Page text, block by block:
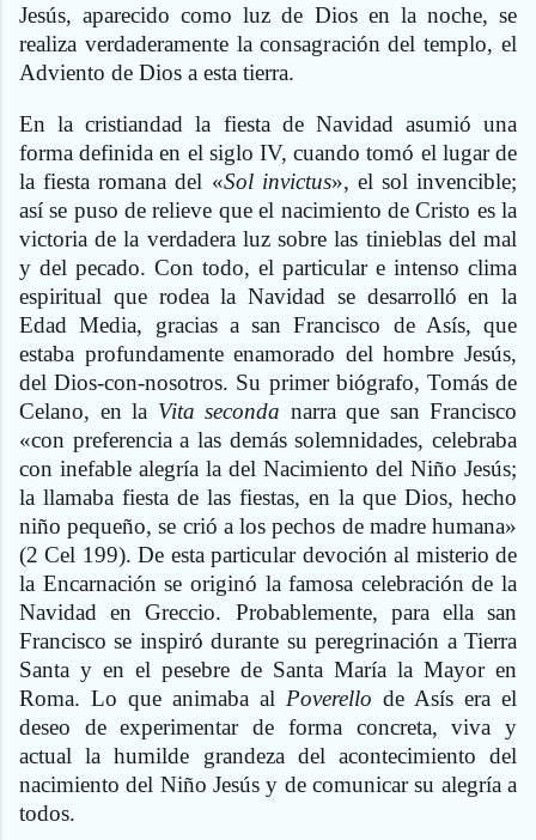
Jesús, aparecido como luz de Dios en la noche, se
realiza verdaderamente la consagración del templo, el
Adviento de Dios a esta tierra.
En la cristiandad la fiesta de Navidad asumió una
forma definida en el siglo IV, cuando tomó el lugar de
la fiesta romana del «Sol invictus», el sol invencible;
así se puso de relieve que el nacimiento de Cristo es la
victoria de la verdadera luz sobre las tinieblas del mal
y del pecado. Con todo, el particular e intenso clima
espiritual que rodea la Navidad se desarrolló en la
Edad Media, gracias a san Francisco de Asís, que
estaba profundamente enamorado del hombre Jesús,
del Dios-con-nosotros. Su primer biógrafo, Tomás de
Celano, en la Vita seconda narra que san Francisco
«con preferencia a las demás solemnidades, celebraba
con inefable alegría la del Nacimiento del Niño Jesús;
la llamaba fiesta de las fiestas, en la que Dios, hecho
niño pequeño, se crió a los pechos de madre humana»
(2 Cel 199). De esta particular devoción al misterio de
la Encarnación se originó la famosa celebración de la
Navidad en Greccio. Probablemente, para ella san
Francisco se inspiró durante su peregrinación a Tierra
Santa y en el pesebre de Santa María la Mayor en
Roma. Lo que animaba al Poverello de Asís era el
deseo de experimentar de forma concreta, viva y
actual la humilde grandeza del acontecimiento del
nacimiento del Niño Jesús y de comunicar su alegría a
todos.